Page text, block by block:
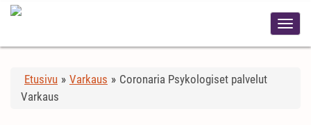
Etusivu » Varkaus » Coronaria Psykologiset palvelut
Varkaus